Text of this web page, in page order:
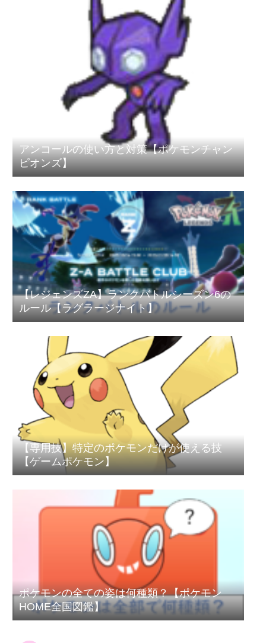
アンコールの使い方と対策【ポケモンチャン
ピオンズ】
【レジェンズZA】ランクバトルシーズン6の
ルール【ラグラージナイト】
【専用技】特定のポケモンだけが使える技
【ゲームポケモン】
ポケモンの全ての姿は何種類？【ポケモン
HOME全国図鑑】